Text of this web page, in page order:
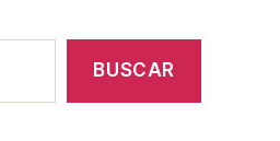
BUSCAR